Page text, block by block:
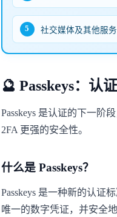
5 社交媒体及其他服务
🔮 Passkeys：认
Passkeys 是认证的下一阶
2FA 更强的安全性。
什么是 Passkeys？
Passkeys 是一种新的认证
唯一的数字凭证，并安全